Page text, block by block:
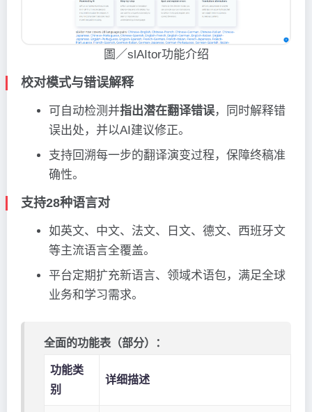
圖／slAItor功能介绍
校对模式与错误解释
可自动检测并指出潜在翻译错误，同时解释错
误出处，并以AI建议修正。
支持回溯每一步的翻译演变过程，保障终稿准
确性。
支持28种语言对
如英文、中文、法文、日文、德文、西班牙文
等主流语言全覆盖。
平台定期扩充新语言、领域术语包，满足全球
业务和学习需求。
全面的功能表（部分）：
功能类
别
详细描述